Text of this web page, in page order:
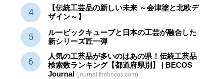
【伝統工芸品の新しい未来 ～会津塗と北欧デ
ザイン～】
ルービックキューブと日本の工芸が融合した
新シリーズ匠一弾
人気の工芸品が多いのはあの県！伝統工芸品
検索数ランキング【都道府県別】 | BECOS
Journal (journal.thebecos.com)